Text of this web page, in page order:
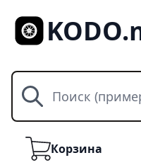
Поиск
КорзинаКорзина